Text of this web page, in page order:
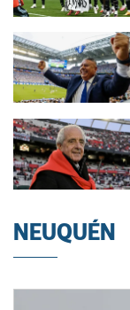
NEUQUÉN